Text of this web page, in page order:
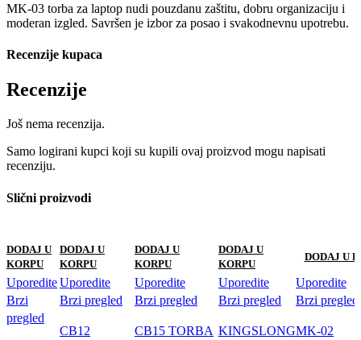
MK-03 torba za laptop nudi pouzdanu zaštitu, dobru organizaciju i
moderan izgled. Savršen je izbor za posao i svakodnevnu upotrebu.
Recenzije kupaca
Recenzije
Još nema recenzija.
Samo logirani kupci koji su kupili ovaj proizvod mogu napisati
recenziju.
Slični proizvodi
DODAJ U
KORPU
Uporedite
Brzi
pregled
DODAJ U
KORPU
Uporedite
Brzi pregled
CB12
DODAJ U
KORPU
Uporedite
Brzi pregled
CB15 TORBA
DODAJ U
KORPU
Uporedite
Brzi pregled
KINGSLONG
DODAJ U
Uporedite
Brzi pregled
MK-02